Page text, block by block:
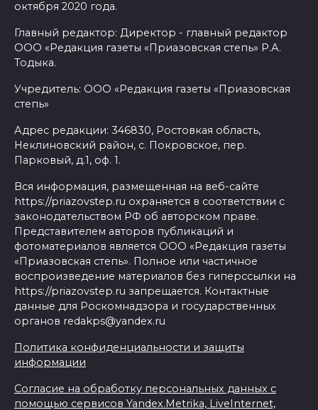
октября 2020 года.
Главный редактор: Директор - главный редактор
ООО «Редакция газеты «Приазовская степь» Р.А.
Тодыка.
Учредитель: ООО «Редакция газеты «Приазовская
степь»
Адрес редакции: 346830, Ростовкая область,
Неклиновский район, с. Покровское, пер.
Парковый, д.1, оф. 1.
Вся информация, размещенная на веб-сайте
https://priazovstep.ru охраняется в соответствии с
законодательством РФ об авторском праве.
Представителем авторов публикаций и
фотоматериалов является ООО «Редакция газеты
«Приазовская степь». Полное или частичное
воспроизведение материалов без гиперссылки на
https://priazovstep.ru запрещается. Контактные
данные для Роскомнадзора и государственных
органов redakps@yandex.ru
Политика конфиденциальности и защиты
информации
Согласие на обработку персональных данных с
помощью сервисов Yandex.Metrika, LiveInternet,